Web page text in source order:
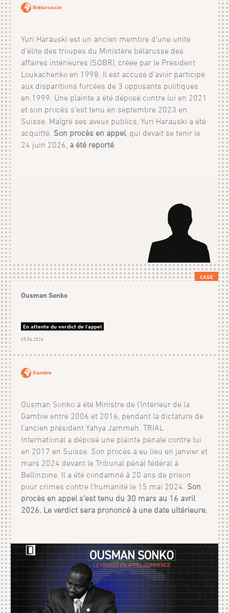
Biélorussie
Yuri Harauski est un ancien membre d’une unité
d’élite des troupes du Ministère bélarusse des
affaires intérieures (SOBR), créée par le Président
Loukachenko en 1998. Il est accusé d’avoir participé
aux disparitions forcées de 3 opposants politiques
en 1999. Une plainte a été déposé contre lui en 2021
et son procès s’est tenu en septembre 2023 en
Suisse. Malgré ses aveux publics, Yuri Harauski a été
acquitté. Son procès en appel, qui devait se tenir le
24 juin 2026, a été reporté.
CASE
Ousman Sonko
En attente du verdict de l'appel
05.06.2026
Gambie
Ousman Sonko a été Ministre de l’Intérieur de la
Gambie entre 2006 et 2016, pendant la dictature de
l’ancien président Yahya Jammeh. TRIAL
International a déposé une plainte pénale contre lui
en 2017 en Suisse. Son procès a eu lieu en janvier et
mars 2024 devant le Tribunal pénal fédéral à
Bellinzone. Il a été condamné à 20 ans de prison
pour crimes contre l’humanité le 15 mai 2024. Son
procès en appel s’est tenu du 30 mars au 16 avril
2026. Le verdict sera prononcé à une date ultérieure.